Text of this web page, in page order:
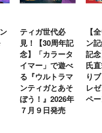
世代必
30周年記
カラータ
」で遊べ
ルトラマ
ガとあそ
』2026年
日発売
【全ウルトラマ
ン記録大鑑発売
記念】森次晃嗣
氏直筆サイン入
りブロマイドプ
レゼントキャン
ペーン開催！